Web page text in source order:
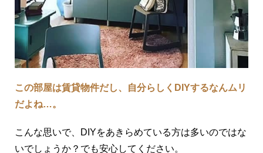
この部屋は賃貸物件だし、自分らしくDIYするなんムリ
だよね…。
こんな思いで、DIYをあきらめている方は多いのではな
いでしょうか？でも安心してください。